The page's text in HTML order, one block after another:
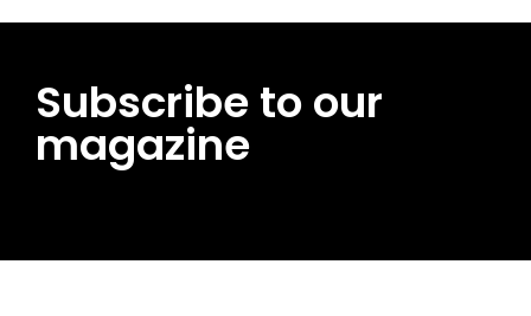
Subscribe to our
magazine